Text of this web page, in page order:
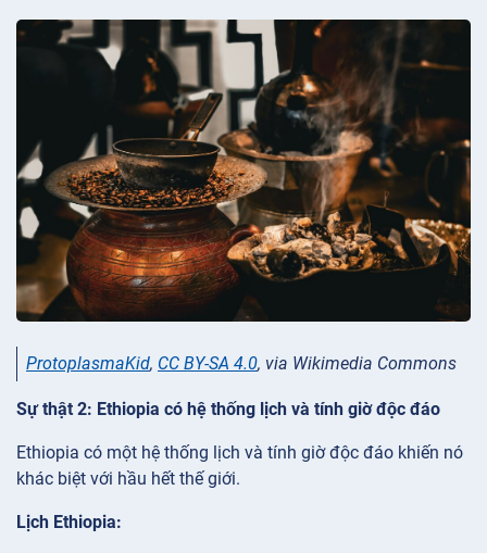
ProtoplasmaKid, CC BY-SA 4.0, via Wikimedia Commons
Sự thật 2: Ethiopia có hệ thống lịch và tính giờ độc đáo
Ethiopia có một hệ thống lịch và tính giờ độc đáo khiến nó
khác biệt với hầu hết thế giới.
Lịch Ethiopia: